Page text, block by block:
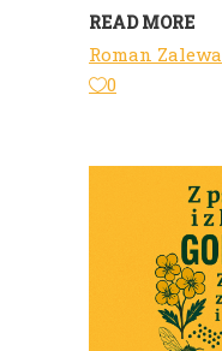
READ MORE
Roman Zalewa
0